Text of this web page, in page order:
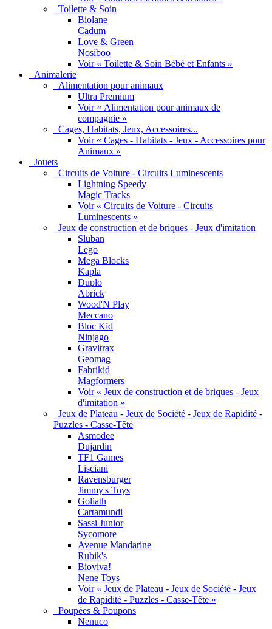
Toilette & Soin
Biolane
Cadum
Love & Green
Nosiboo
Voir « Toilette & Soin Bébé et Enfants »
Animalerie
Alimentation pour animaux
Ultra Premium
Voir « Alimentation pour animaux de
compagnie »
Cages, Habitats, Jeux, Accessoires...
Voir « Cages - Habitats - Jeux - Accessoires pour
Animaux »
Jouets
Circuits de Voiture - Circuits Luminescents
Lightning Speedy
Magic Tracks
Voir « Circuits de Voiture - Circuits
Luminescents »
Jeux de construction et de briques - Jeux d'imitation
Sluban
Lego
Mega Blocks
Kapla
Duplo
Abrick
Wood'N Play
Meccano
Bloc Kid
Ninjago
Gravitrax
Geomag
Fabrikid
Magformers
Voir « Jeux de construction et de briques - Jeux
d'imitation »
Jeux de Plateau - Jeux de Société - Jeux de Rapidité -
Puzzles - Casse-Tête
Asmodee
Dujardin
TF1 Games
Lisciani
Ravensburger
Jimmy's Toys
Goliath
Cartamundi
Sassi Junior
Sycomore
Avenue Mandarine
Rubik's
Bioviva!
Nene Toys
Voir « Jeux de Plateau - Jeux de Société - Jeux
de Rapidité - Puzzles - Casse-Tête »
Poupées & Poupons
Nenuco